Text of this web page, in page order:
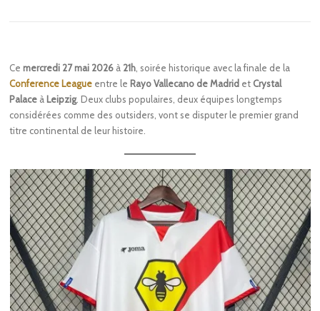
Cemercredi 27 mai 2026 à 21h, soirée historique avec la finale de la
Conference League entre le Rayo Vallecano de Madrid et Crystal
Palace à Leipzig. Deux clubs populaires, deux équipes longtemps
considérées comme des outsiders, vont se disputer le premier grand
titre continental de leur histoire.